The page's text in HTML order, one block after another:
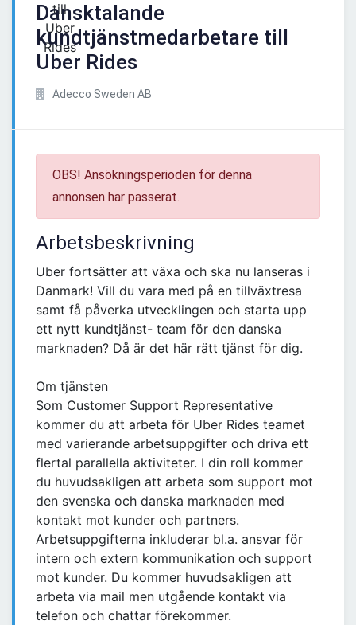
Dansktalande
kundtjänstmedarbetare till
Uber Rides
Adecco Sweden AB
OBS! Ansökningsperioden för denna
annonsen har passerat.
Arbetsbeskrivning
Uber fortsätter att växa och ska nu lanseras i
Danmark! Vill du vara med på en tillväxtresa
samt få påverka utvecklingen och starta upp
ett nytt kundtjänst- team för den danska
marknaden? Då är det här rätt tjänst för dig.
Om tjänsten
Som Customer Support Representative
kommer du att arbeta för Uber Rides teamet
med varierande arbetsuppgifter och driva ett
flertal parallella aktiviteter. I din roll kommer
du huvudsakligen att arbeta som support mot
den svenska och danska marknaden med
kontakt mot kunder och partners.
Arbetsuppgifterna inkluderar bl.a. ansvar för
intern och extern kommunikation och support
mot kunder. Du kommer huvudsakligen att
arbeta via mail men utgående kontakt via
telefon och chattar förekommer.